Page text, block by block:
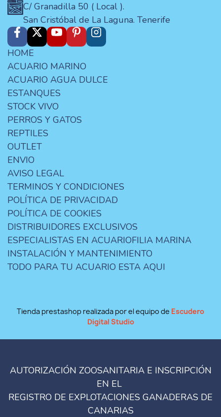
C/ Granadilla 50 ( Local ).
San Cristóbal de La Laguna. Tenerife
HOME
ACUARIO MARINO
ACUARIO AGUA DULCE
ESTANQUES
STOCK VIVO
PERROS Y GATOS
REPTILES
OUTLET
ENVIO
AVISO LEGAL
TERMINOS Y CONDICIONES
POLÍTICA DE PRIVACIDAD
POLÍTICA DE COOKIES
DISTRIBUIDORES EXCLUSIVOS
ESPECIALISTAS EN ACUARIOFILIA MARINA
INSTALACIÓN Y MANTENIMIENTO
TODO PARA TU ACUARIO ESTA AQUI
Tienda prestashop realizada por el equipo de Escudero
Digital Studio
AUTORIZACIÓN ZOOSANITARIA E INSCRIPCIÓN
EN EL
REGISTRO DE EXPLOTACIONES GANADERAS DE
CANARIAS